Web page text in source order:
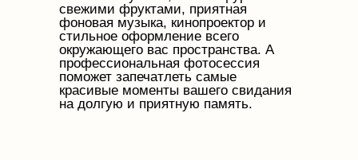
свежими фруктами, приятная
фоновая музыка, кинопроектор и
стильное оформление всего
окружающего вас пространства. А
профессиональная фотосессия
поможет запечатлеть самые
красивые моменты вашего свидания
на долгую и приятную память.